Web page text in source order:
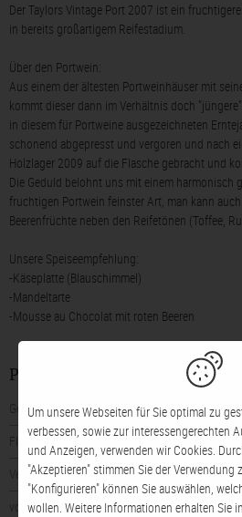
Der Taylors Vintage Port 2007 ist ein
in bereits großartigem Reifestadium.
Über den Portwein:
Aus einem der ältesten Portweinhäuser mit
kommt dieser dann im Verhältnis doch
in diesem für Portweine ausgezeichneten
schonend abgepresst und vergoren und nach
Holzlager 2009 auf die Flasche gebracht und
Die Geduld belohnt uns mit einem harmonisch
fruchtigen Portwein feinster Art, man kann
Beerenfrüchte neben den Reifetönen (Toffee,
Unsere Speiseempfehlung:
-Käseplatte (Blauschimmel)
-Mandeltarte
-Mousse au Chocolat mit roten Beeren
Produktinformationen
Geschmack
Flaschengröße
Verschluss
vorhandener Alkohol
Um unsere Webseiten für Sie optimal zu
verbessen, sowie zur interessengerechten
und Anzeigen, verwenden wir Cookies.
"Akzeptieren" stimmen Sie der Verwendung
"Konfigurieren" können Sie auswählen,
wollen. Weitere Informationen erhalten Sie